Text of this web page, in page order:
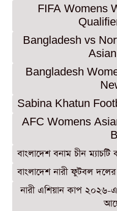
FIFA Womens
Bangladesh vs
Bangladesh
Sabina Khatun
AFC Womens
B
বাংলাদেশ বনাম চীন
বাংলাদেশ নারী ফুটবল
নারী এশিয়ান কাপ ২০২৬-